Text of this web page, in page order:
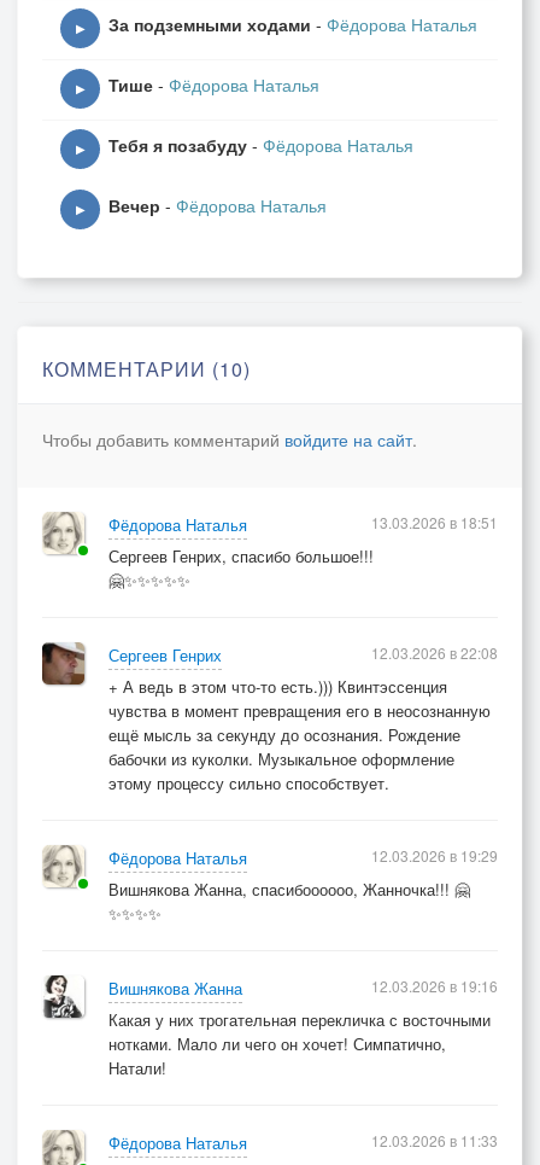
▶ За подземными ходами - Фёдорова Наталья
▶ Тише - Фёдорова Наталья
▶ Тебя я позабуду - Фёдорова Наталья
▶ Вечер - Фёдорова Наталья
КОММЕНТАРИИ (10)
Чтобы добавить комментарий войдите на сайт.
Фёдорова Наталья
Сергеев Генрих, спасибо большое!!!
🤗✨✨✨✨✨
13.03.2026 в 18:51
Сергеев Генрих
+ А ведь в этом что-то есть.))) Квинтэссенция
чувства в момент превращения его в неосознанную
ещё мысль за секунду до осознания. Рождение
бабочки из куколки. Музыкальное оформление
этому процессу сильно способствует.
12.03.2026 в 22:08
Фёдорова Наталья
Вишнякова Жанна, спасибоооооо, Жанночка!!! 🤗
✨✨✨✨
12.03.2026 в 19:29
Вишнякова Жанна
Какая у них трогательная перекличка с восточными
нотками. Мало ли чего он хочет! Симпатично,
Натали!
12.03.2026 в 19:16
Фёдорова Наталья
12.03.2026 в 11:33